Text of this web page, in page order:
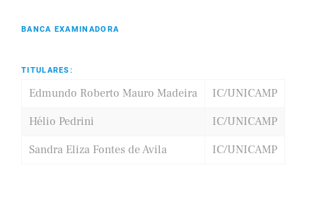
BANCA EXAMINADORA
TITULARES:
Edmundo Roberto Mauro Madeira
IC/UNICAMP
Hélio Pedrini
IC/UNICAMP
Sandra Eliza Fontes de Avila
IC/UNICAMP